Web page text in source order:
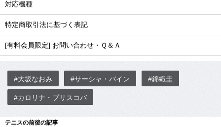
対応機種
特定商取引法に基づく表記
[有料会員限定] お問い合わせ・Ｑ＆Ａ
#大坂なおみ #サーシャ・バイン #錦織圭
#カロリナ・プリスコバ
テニスの前後の記事